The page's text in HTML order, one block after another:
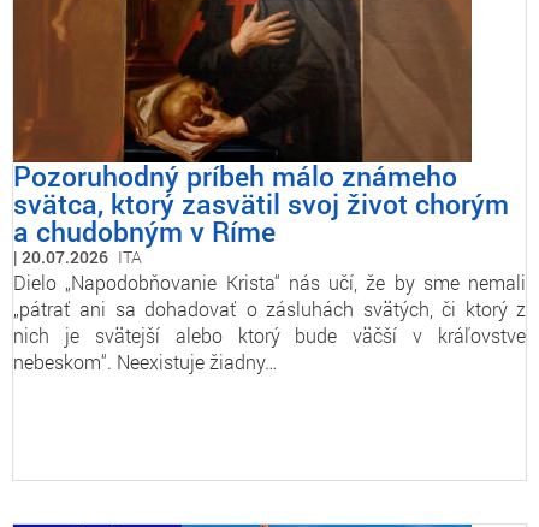
Pozoruhodný príbeh málo známeho
svätca, ktorý zasvätil svoj život chorým
a chudobným v Ríme
20.07.2026 ITA
Dielo „Napodobňovanie Krista“ nás učí, že by sme nemali
„pátrať ani sa dohadovať o zásluhách svätých, či ktorý z
nich je svätejší alebo ktorý bude väčší v kráľovstve
nebeskom“. Neexistuje žiadny…